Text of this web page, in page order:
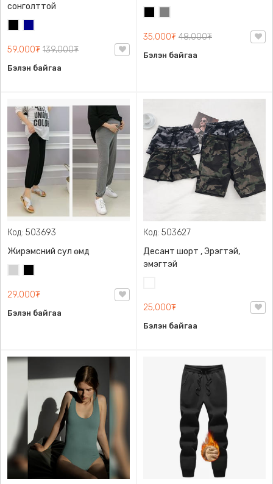
сонголттой
59,000₮ 139,000₮
Бэлэн байгаа
35,000₮ 48,000₮
Бэлэн байгаа
Код: 503693
Жирэмсний сул өмд
29,000₮
Бэлэн байгаа
Код: 503627
Десант шорт , Эрэгтэй,
эмэгтэй
25,000₮
Бэлэн байгаа